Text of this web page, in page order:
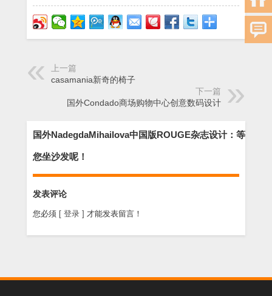
上一篇
casamania新奇的椅子
下一篇
国外Condado商场购物中心创意数码设计
国外NadegdaMihailova中国版ROUGE杂志设计：等
您坐沙发呢！
发表评论
您必须 [ 登录 ] 才能发表留言！